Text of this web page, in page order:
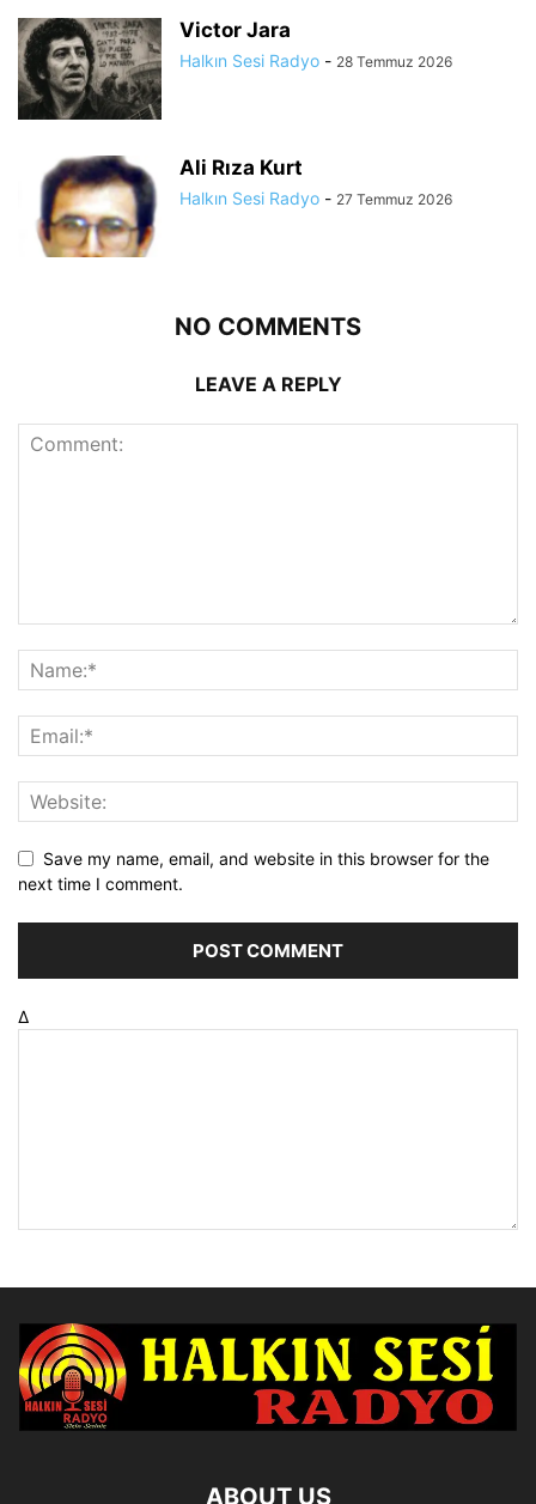
Victor Jara
Halkın Sesi Radyo - 28 Temmuz 2026
Ali Rıza Kurt
Halkın Sesi Radyo - 27 Temmuz 2026
NO COMMENTS
LEAVE A REPLY
Save my name, email, and website in this browser for the
next time I comment.
Δ
ABOUT US